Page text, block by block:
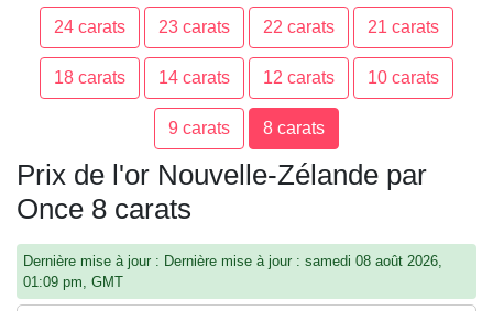
24 carats 23 carats 22 carats 21 carats
18 carats 14 carats 12 carats 10 carats
9 carats 8 carats
Prix de l'or Nouvelle-Zélande par
Once 8 carats
Dernière mise à jour : Dernière mise à jour : samedi 08 août 2026,
01:09 pm, GMT